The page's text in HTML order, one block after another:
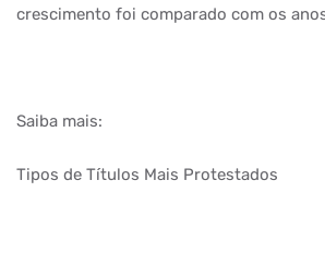
crescimento foi comparado com os
Saiba mais:
Tipos de Títulos Mais Protestados